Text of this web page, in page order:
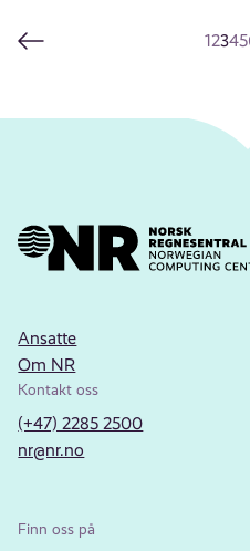
12345
Ansatte
Om NR
Kontakt oss
(+47) 2285 2500
nr@nr.no
Finn oss på